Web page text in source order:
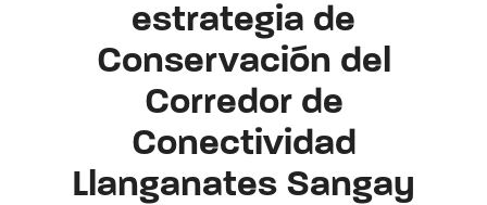
estrategia de
Conservación del
Corredor de
Conectividad
Llanganates Sangay